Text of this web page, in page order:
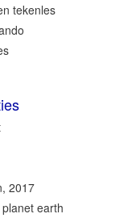
tekenles
2017
earth